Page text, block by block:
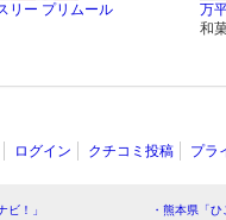
リー プリムール
万
和
ログイン クチコミ投稿 プラ
ビ！」
・熊本県「